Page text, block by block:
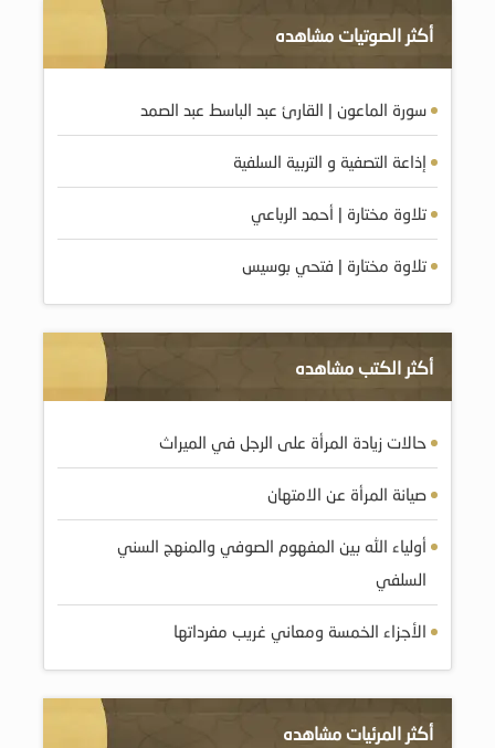
أكثر الصوتيات مشاهده
سورة الماعون | القارئ عبد الباسط عبد الصمد
إذاعة التصفية و التربية السلفية
تلاوة مختارة | أحمد الرباعي
تلاوة مختارة | فتحي بوسيس
أكثر الكتب مشاهده
حالات زيادة المرأة على الرجل في الميراث
صيانة المرأة عن الامتهان
أولياء الله بين المفهوم الصوفي والمنهج السني
السلفي
الأجزاء الخمسة ومعاني غريب مفرداتها
أكثر المرئيات مشاهده